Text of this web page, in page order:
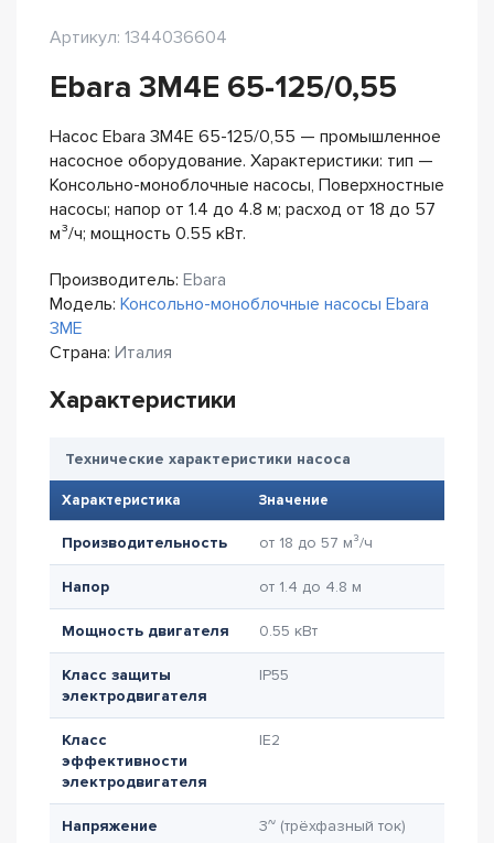
Артикул: 1344036604
Ebara 3M4E 65-125/0,55
Насос Ebara 3M4E 65-125/0,55 — промышленное
насосное оборудование. Характеристики: тип —
Консольно-моноблочные насосы, Поверхностные
насосы; напор от 1.4 до 4.8 м; расход от 18 до 57
м³/ч; мощность 0.55 кВт.
Производитель: Ebara
Модель: Консольно-моноблочные насосы Ebara
3ME
Страна: Италия
Характеристики
Технические характеристики насоса
Характеристика Значение
Производительность от 18 до 57 м³/ч
Напор от 1.4 до 4.8 м
Мощность двигателя 0.55 кВт
Класс защиты
электродвигателя
IP55
Класс
эффективности
электродвигателя
IE2
Напряжение 3~ (трёхфазный ток)